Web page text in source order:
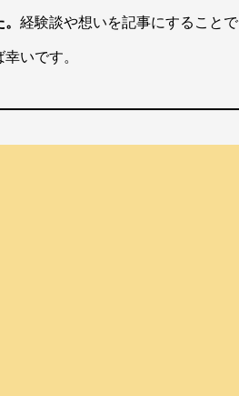
経験談や想いを記事にすることで
いです。